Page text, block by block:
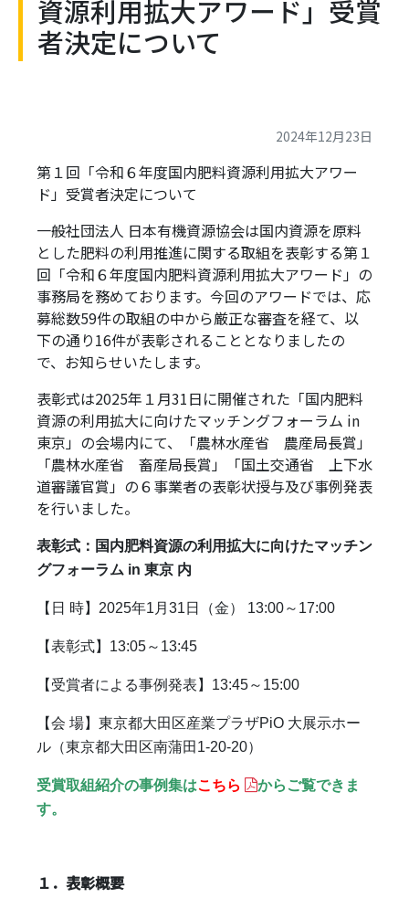
資源利用拡大アワード」受賞
者決定について
2024年12月23日
第１回「令和６年度国内肥料資源利用拡大アワー
ド」受賞者決定について
一般社団法人 日本有機資源協会は国内資源を原料
とした肥料の利用推進に関する取組を表彰する第１
回「令和６年度国内肥料資源利用拡大アワード」の
事務局を務めております。今回のアワードでは、応
募総数59件の取組の中から厳正な審査を経て、以
下の通り16件が表彰されることとなりましたの
で、お知らせいたします。
表彰式は2025年１月31日に開催された「国内肥料
資源の利用拡大に向けたマッチングフォーラム in
東京」の会場内にて、「農林水産省 農産局長賞」
「農林水産省 畜産局長賞」「国土交通省 上下水
道審議官賞」の６事業者の表彰状授与及び事例発表
を行いました。
表彰式：国内肥料資源の利用拡大に向けたマッチン
グフォーラム in 東京 内
【日 時】2025年1月31日（金） 13:00～17:00
【表彰式】13:05～13:45
【受賞者による事例発表】13:45～15:00
【会 場】東京都大田区産業プラザPiO 大展示ホー
ル （東京都大田区南蒲田1-20-20）
受賞取組紹介の事例集はこちら
からご覧できま
す。
１．表彰概要